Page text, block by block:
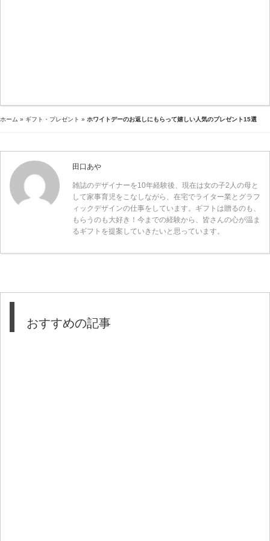
ホーム » ギフト・プレゼント » ホワイトデーのお返しにもらって嬉しい人気のプレゼント15選
田口あや
雑誌のデザイナーを10年経験後、現在は女の子2人の母と
して家事育児をこなしながら、在宅でライター業とグラフ
ィックデザインの仕事をしています。ギフトは贈るのも、
もらうのも大好き！今までの経験から、皆さんの心が温ま
るギフトを提案していきたいと思っています。
おすすめの記事